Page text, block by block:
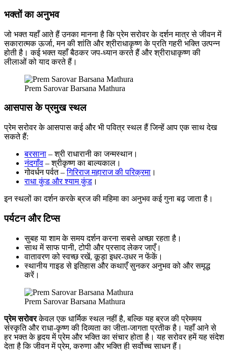
भक्तों का अनुभव
जो भक्त यहाँ आते हैं उनका मानना है कि प्रेम सरोवर के दर्शन मात्र से जीवन में
सकारात्मक ऊर्जा, मन की शांति और श्रीराधाकृष्ण के प्रति गहरी भक्ति उत्पन्न
होती है। कई भक्त यहाँ बैठकर जप-ध्यान करते हैं और श्रीराधाकृष्ण की
लीलाओं को याद करते हैं।
Prem Sarovar Barsana Mathura
आसपास के प्रमुख स्थल
प्रेम सरोवर के आसपास कई और भी पवित्र स्थल हैं जिन्हें आप एक साथ देख
सकते हैं:
बरसाना – श्री राधारानी का जन्मस्थान।
नंदगाँव – श्रीकृष्ण का बाल्यकाल।
गोवर्धन पर्वत –गिरिराज महाराज की परिक्रमा ।
राधा कुंड और श्याम कुंड ।
इन स्थलों का दर्शन करके ब्रज की महिमा का अनुभव कई गुना बढ़ जाता है।
पर्यटन और टिप्स
सुबह या शाम के समय दर्शन करना सबसे अच्छा रहता है।
साथ में साफ पानी, टोपी और प्रसाद लेकर जाएँ।
वातावरण को स्वच्छ रखें, कूड़ा इधर-उधर न फेंकें।
स्थानीय गाइड से इतिहास और कथाएँ सुनकर अनुभव को और समृद्ध
करें।
Prem Sarovar Barsana Mathura
प्रेम सरोवरकेवल एक धार्मिक स्थल नहीं है, बल्कि यह ब्रज की प्रेममय
संस्कृति और राधा-कृष्ण की दिव्यता का जीता-जागता प्रतीक है। यहाँ आने से
हर भक्त के हृदय में प्रेम और भक्ति का संचार होता है। यह सरोवर हमें यह संदेश
देता है कि जीवन में प्रेम, करुणा और भक्ति ही सर्वोच्च साधन हैं।